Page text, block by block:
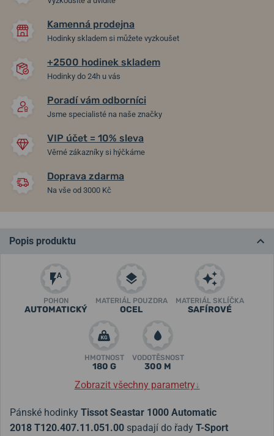
Kamenná prodejna
Hodinky skladem si můžete vyzkoušet
+2500 hodinek skladem
Hodinky do 24h u vás
Poradí vám odborníci
Jsme specialisté na naše značky
VIP účet = 10% sleva
Věrné zákazníky si hýčkáme
Doprava zdarma
Na vše od 3000 Kč
Popis produktu
POHON
AUTOMATICKÝ
MATERIÁL POUZDRA
OCEL
MATERIÁL SKLÍČKA
SAFÍROVÉ
HMOTNOST
180 G
VODOTĚSNOST
300 M
Zobrazit všechny parametry↓
Pánské hodinky Tissot Seastar 1000 Automatic
2018 T120.407.11.051.00 spadají do řady T-Sport